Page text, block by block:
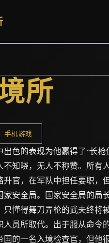
所
手机游戏
色的表现为他赢得了“长枪
知晓，无人不称赞。所有
升官，在军队中担任要职，
安全局。国家安全局的局
懂得舞刀弄枪的武夫终将
员所取代。出于服从命令
国的一名入境检查官，但他